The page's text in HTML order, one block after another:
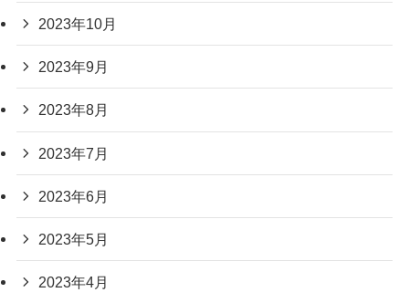
2023年10月
2023年9月
2023年8月
2023年7月
2023年6月
2023年5月
2023年4月